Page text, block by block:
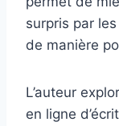
surpris par
de manière
L’auteur
en ligne